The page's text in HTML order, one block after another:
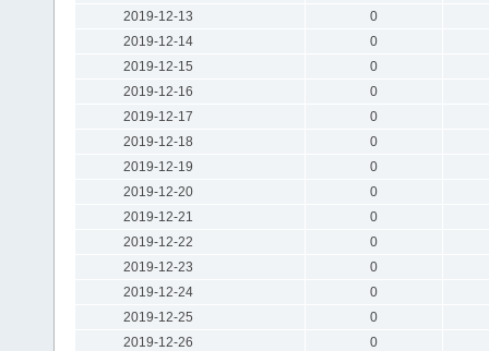
2019-12-13
0
2019-12-14
0
2019-12-15
0
2019-12-16
0
2019-12-17
0
2019-12-18
0
2019-12-19
0
2019-12-20
0
2019-12-21
0
2019-12-22
0
2019-12-23
0
2019-12-24
0
2019-12-25
0
2019-12-26
0